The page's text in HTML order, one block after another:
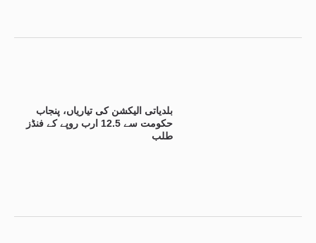
بلدیاتی الیکشن کی تیاریاں، پنجاب
حکومت سے 12.5 ارب روپے کے فنڈز
طلب